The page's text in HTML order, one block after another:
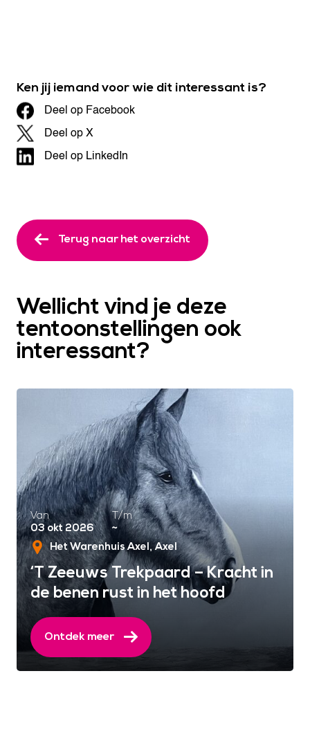
Ken jij iemand voor wie dit interessant is?
Deel op Facebook
Deel op X
Deel op LinkedIn
Terug naar het overzicht
Wellicht vind je deze
tentoonstellingen ook
interessant?
Van
03 okt 2026
T/m
~
Het Warenhuis Axel Axel
‘T Zeeuws Trekpaard – Kracht in
de benen rust in het hoofd
Ontdek meer